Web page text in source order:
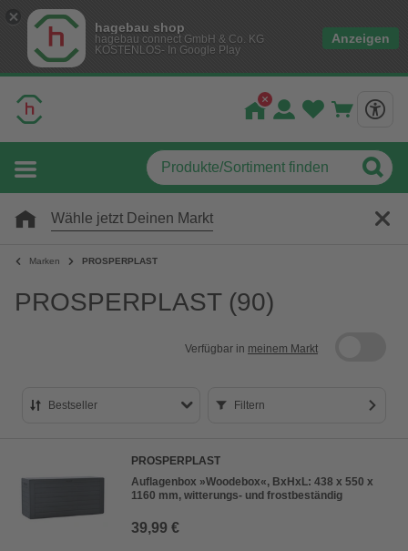
hagebau shop
hagebau connect GmbH & Co. KG
KOSTENLOS- In Google Play
Anzeigen
Wähle jetzt Deinen Markt
Marken PROSPERPLAST
PROSPERPLAST(90)
Verfügbar in meinem Markt
Bestseller
Preis aufsteigend
Filtern
PROSPERPLAST
Auflagenbox »Woodebox«, BxHxL: 438 x 550 x
1160 mm, witterungs- und frostbeständig
39,99 €